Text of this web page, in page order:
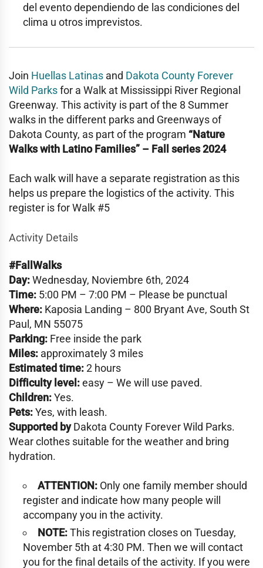
del evento dependiendo de las condiciones del
clima u otros imprevistos.
Join Huellas Latinas and Dakota County Forever
Wild Parksfor a Walk at Mississippi River Regional
Greenway. This activity is part of the 8 Summer
walks in the different parks and Greenways of
Dakota County, as part of the program “Nature
Walks with Latino Families” – Fall series 2024
Each walk will have a separate registration as this
helps us prepare the logistics of the activity. This
register is for Walk #5
Activity Details
#FallWalks
Day:Wednesday, Noviembre 6th, 2024
Time: 5:00 PM – 7:00 PM – Please be punctual
Where: Kaposia Landing – 800 Bryant Ave, South St
Paul, MN 55075
Parking: Free inside the park
Miles: approximately 3 miles
Estimated time:2 hours
Difficulty level:easy – We will use paved.
Children:Yes.
Pets:Yes, with leash.
Supported byDakota County Forever Wild Parks.
Wear clothes suitable for the weather and bring
hydration.
ATTENTION: Only one family member should
register and indicate how many people will
accompany you in the activity.
NOTE:This registration closes on Tuesday,
November 5th at 4:30 PM. Then we will contact
you for the final details of the activity. If you were